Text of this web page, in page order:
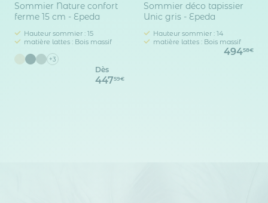
Sommier Nature confort
ferme 15 cm - Epeda
Hauteur sommier : 15
matière lattes : Bois massif
+3
Dès
44759€
Sommier déco tapissier
Unic gris - Epeda
Hauteur sommier : 14
matière lattes : Bois massif
49458€